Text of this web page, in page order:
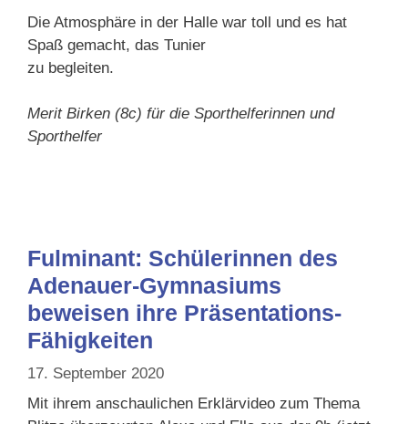
Die Atmosphäre in der Halle war toll und es hat
Spaß gemacht, das Tunier
zu begleiten.
Merit Birken (8c) für die Sporthelferinnen und
Sporthelfer
Fulminant: Schülerinnen des
Adenauer-Gymnasiums
beweisen ihre Präsentations-
Fähigkeiten
17. September 2020
Mit ihrem anschaulichen Erklärvideo zum Thema